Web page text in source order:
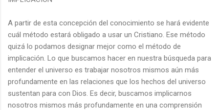
A partir de esta concepción del conocimiento se hará evidente
cuál método estará obligado a usar un Cristiano. Ese método
quizá lo podamos designar mejor como el método de
implicación. Lo que buscamos hacer en nuestra búsqueda para
entender el universo es trabajar nosotros mismos aún más
profundamente en las relaciones que los hechos del universo
sustentan para con Dios. Es decir, buscamos implicarnos
nosotros mismos más profundamente en una comprensión